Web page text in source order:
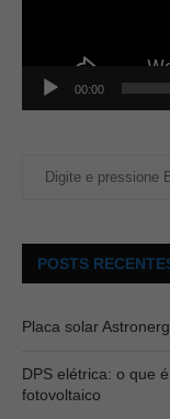
00:00
POSTS
Placa solar
DPS elétrica: o que
fotovoltaico